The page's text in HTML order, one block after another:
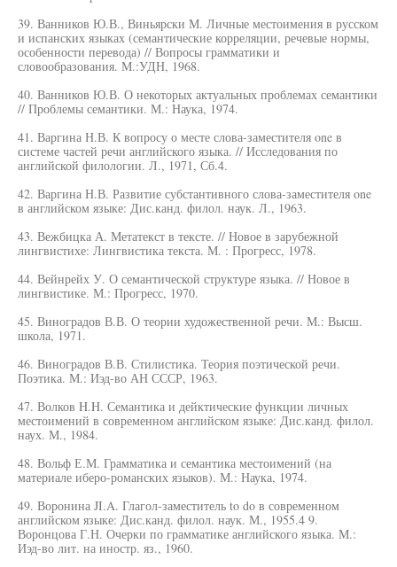
39. Ванников Ю.В., Виньярски М. Личные местоимения в русском
и испанских языках (семантические корреляции, речевые нормы,
особенности перевода) // Вопросы грамматики и
словообразования. М.:УДН, 1968.
40. Ванников Ю.В. О некоторых актуальных проблемах семантики
// Проблемы семантики. М.: Наука, 1974.
41. Варгина Н.В. К вопросу о месте слова-заместителя one в
системе частей речи английского языка. // Исследования по
английской филологии. Л., 1971, Сб.4.
42. Варгина Н.В. Развитие субстантивного слова-заместителя one
в английском языке: Дис.канд. филол. наук. Л., 1963.
43. Вежбицка А. Метатекст в тексте. // Новое в зарубежной
лингвистихе: Лингвистика текста. М. : Прогресс, 1978.
44. Вейнрейх У. О семантической структуре языка. // Новое в
лингвистике. М.: Прогресс, 1970.
45. Виноградов В.В. О теории художественной речи. М.: Высш.
школа, 1971.
46. Виноградов В.В. Стилистика. Теория поэтической речи.
Поэтика. М.: Иэд-во АН СССР, 1963.
47. Волков H.H. Семантика и дейктические функции личных
местоимений в современном английском языке: Дис.канд. филол.
наух. М., 1984.
48. Вольф Е.М. Грамматика и семантика местоимений (на
материале иберо-романских языков). М.: Наука, 1974.
49. Воронина JI.A. Глагол-заместитель to do в современном
английском языке: Дис.канд. филол. наук. М., 1955.4 9.
Воронцова Г.Н. Очерки по грамматике английского языка. М.:
Иэд-во лит. на иностр. яз., 1960.